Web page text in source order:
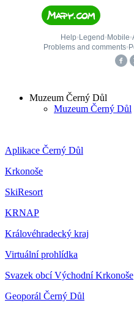
Muzeum Černý Důl
Muzeum Černý Důl
Aplikace Černý Důl
Krkonoše
SkiResort
KRNAP
Královéhradecký kraj
Virtuální prohlídka
Svazek obcí Východní Krkonoše
Geoporál Černý Důl